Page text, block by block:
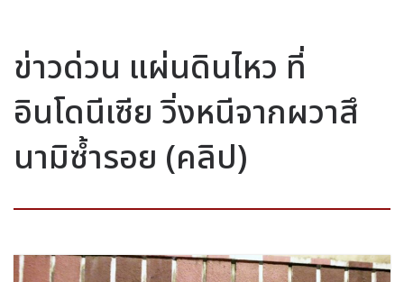
ข่าวด่วน แผ่นดินไหว ที่
อินโดนีเซีย วิ่งหนีจากผวาสึ
นามิซ้ำรอย (คลิป)